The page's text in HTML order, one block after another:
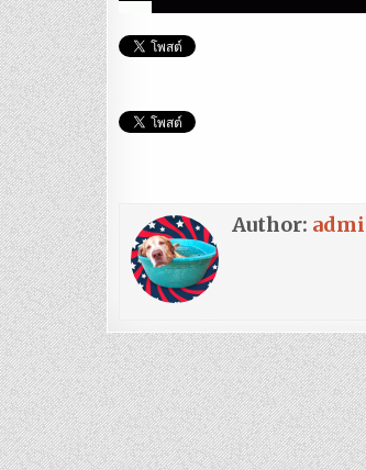
Author:
แนะแนว
เรื่อง